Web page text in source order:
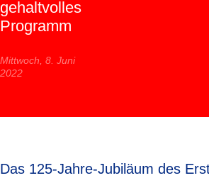
gehaltvolles
Programm
Mittwoch, 8. Juni
2022
Das 125-Jahre-Jubiläum des